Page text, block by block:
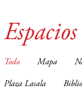
Todo Mapa
Plaza Lasala